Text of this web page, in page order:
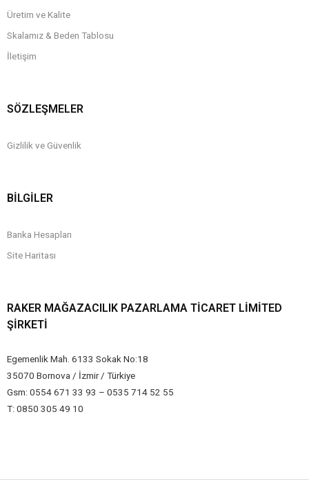
Üretim ve Kalite
Skalamız & Beden Tablosu
İletişim
SÖZLEŞMELER
Gizlilik ve Güvenlik
BİLGİLER
Banka Hesapları
Site Haritası
RAKER MAĞAZACILIK PAZARLAMA TICARET LIMITED
ŞIRKETI
Egemenlik Mah. 6133 Sokak No:18
35070 Bornova / İzmir / Türkiye
Gsm: 0554 671 33 93 – 0535 714 52 55
T: 0850 305 49 10